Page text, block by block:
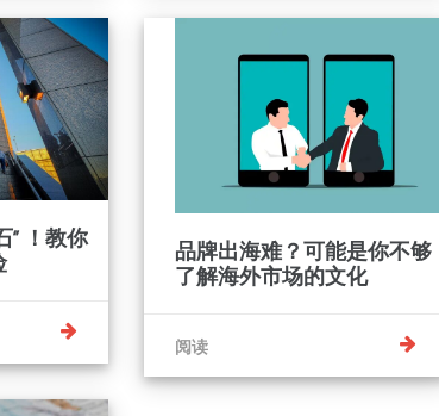
” ！教你
品牌出海难？可能是你不够
了解海外市场的文化
阅读